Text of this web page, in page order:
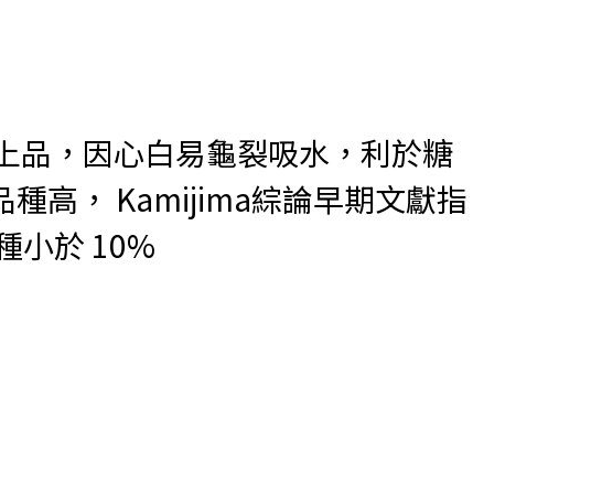
品，因心白易龜裂吸水，利於糖
種高， Kamijima綜論早期文獻指
小於 10%